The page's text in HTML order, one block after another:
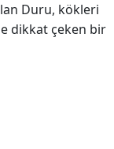
Duru, kökleri
dikkat çeken bir